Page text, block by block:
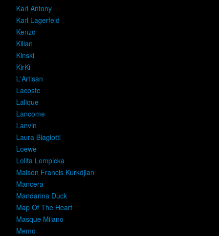
Karl Antony
Karl Lagerfeld
Kenzo
Kilian
Kinski
KirKi
L'Artisan
Lacoste
Lalique
Lancome
Lanvin
Laura Biagiotti
Loewe
Lolita Lempicka
Maison Francis Kurkdjian
Mancera
Mandarina Duck
Map Of The Heart
Masque Milano
Memo